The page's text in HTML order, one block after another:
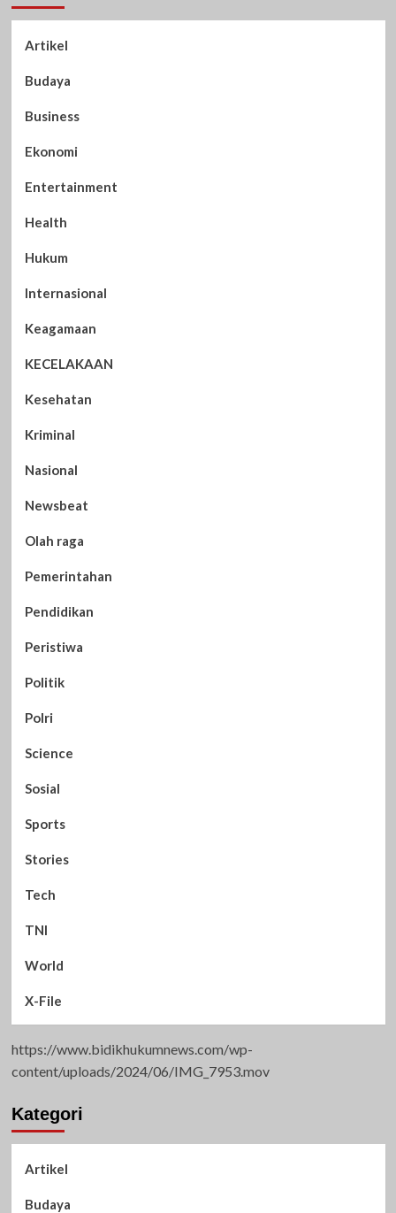
Artikel
Budaya
Business
Ekonomi
Entertainment
Health
Hukum
Internasional
Keagamaan
KECELAKAAN
Kesehatan
Kriminal
Nasional
Newsbeat
Olah raga
Pemerintahan
Pendidikan
Peristiwa
Politik
Polri
Science
Sosial
Sports
Stories
Tech
TNI
World
X-File
https://www.bidikhukumnews.com/wp-
content/uploads/2024/06/IMG_7953.mov
Kategori
Artikel
Budaya